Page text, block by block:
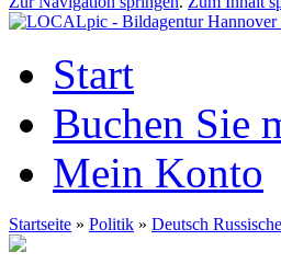
Start
Buchen Sie
Mein Konto
Startseite » Politik » Deutsch